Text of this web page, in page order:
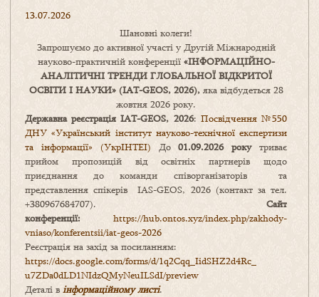
13.07.2026
Шановні колеги!
Запрошуємо до активної участі у Другій Міжнародній
науково-практичній конференції «ІНФОРМАЦІЙНО-
АНАЛІТИЧНІ ТРЕНДИ ГЛОБАЛЬНОЇ ВІДКРИТОЇ
ОСВІТИ І НАУКИ» (IAT-GEOS, 2026),яка відбудеться 28
жовтня 2026 року.
Державна реєстрація IAT-GEOS, 2026: Посвідчення №550
ДНУ «Український інститут науково-технічної експертизи
та інформації» (УкрІНТЕІ) До01.09.2026 рокутриває
прийом пропозицій від освітніх партнерів щодо
приєднання до команди співорганізаторів та
представлення спікерів IAS-GEOS, 2026 (контакт за тел.
+380967684707). Сайт
конференції: https://hub.ontos.xyz/index.php/zakhody-
vniaso/konferentsii/iat-geos-2026
Реєстрація на захід за посиланням:
https://docs.google.com/forms/d/1q2Cqq_IidSHZ2d4Rc_
u7ZDa0dLD1NIdzQMyNeuILSdI/preview
Деталі в інформаційному листі.